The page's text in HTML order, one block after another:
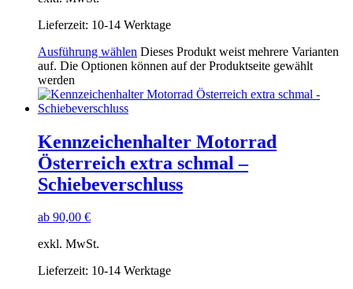
Lieferzeit: 10-14 Werktage
Ausführung wählen Dieses Produkt weist mehrere Varianten
auf. Die Optionen können auf der Produktseite gewählt
werden
Kennzeichenhalter Motorrad
Österreich extra schmal –
Schiebeverschluss
ab 90,00 €
exkl. MwSt.
Lieferzeit: 10-14 Werktage